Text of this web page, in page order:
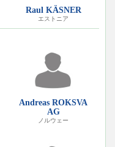
Raul KÄSNER
エストニア
Andreas ROKSVA
AG
ノルウェー